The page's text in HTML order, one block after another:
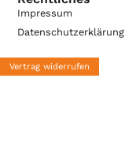
Impressum
Datenschutzerklärung
Vertrag widerrufen